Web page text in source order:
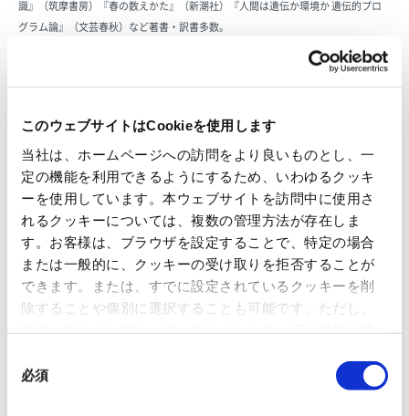
このウェブサイトはCookieを使用します
当社は、ホームページへの訪問をより良いものとし、一
定の機能を利用できるようにするため、いわゆるクッキ
ーを使用しています。本ウェブサイトを訪問中に使用さ
れるクッキーについては、複数の管理方法が存在しま
す。お客様は、ブラウザを設定することで、特定の場合
または一般的に、クッキーの受け取りを拒否することが
できます。または、すでに設定されているクッキーを削
除することや個別に選択することも可能です。ただし、
いるので、ご注意ください。これらのクッキーが受け入
れられない場合、本ウェブサイトの機能が制限される場
必須
識』（筑摩書房）『春の数えかた』（新潮社）『人間は遺伝か環境か 遺伝的プロ
グラム論』（文芸春秋）など著書・訳書多数。
●第二部講演 15:20～16:20 印刷・情報用紙ガイドライン改定とその社会的背景
講師：佐藤博之氏 グリーン購入ネットワーク事務局長
ンターに勤務し、地域づくりや環境問題に携わる。
96年より財団法人日本環境協会に勤務。96年設立の「グリーン購入ネットワーク
(GPN)」 立ち上げ時から実務責任者として活動。
02年から GPN事務局長（現職）。環境への負荷の少ない製品やサービスの購入指
針づくりや情報提供、グリーン購入・グリーンコンシューマーの普及拡大に取り組
一覧に戻る